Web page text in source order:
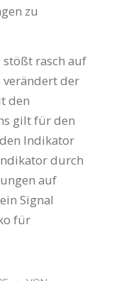
zu
stößt rasch auf
verändert der
den
gilt für den
Indikator
durch
auf
Signal
für